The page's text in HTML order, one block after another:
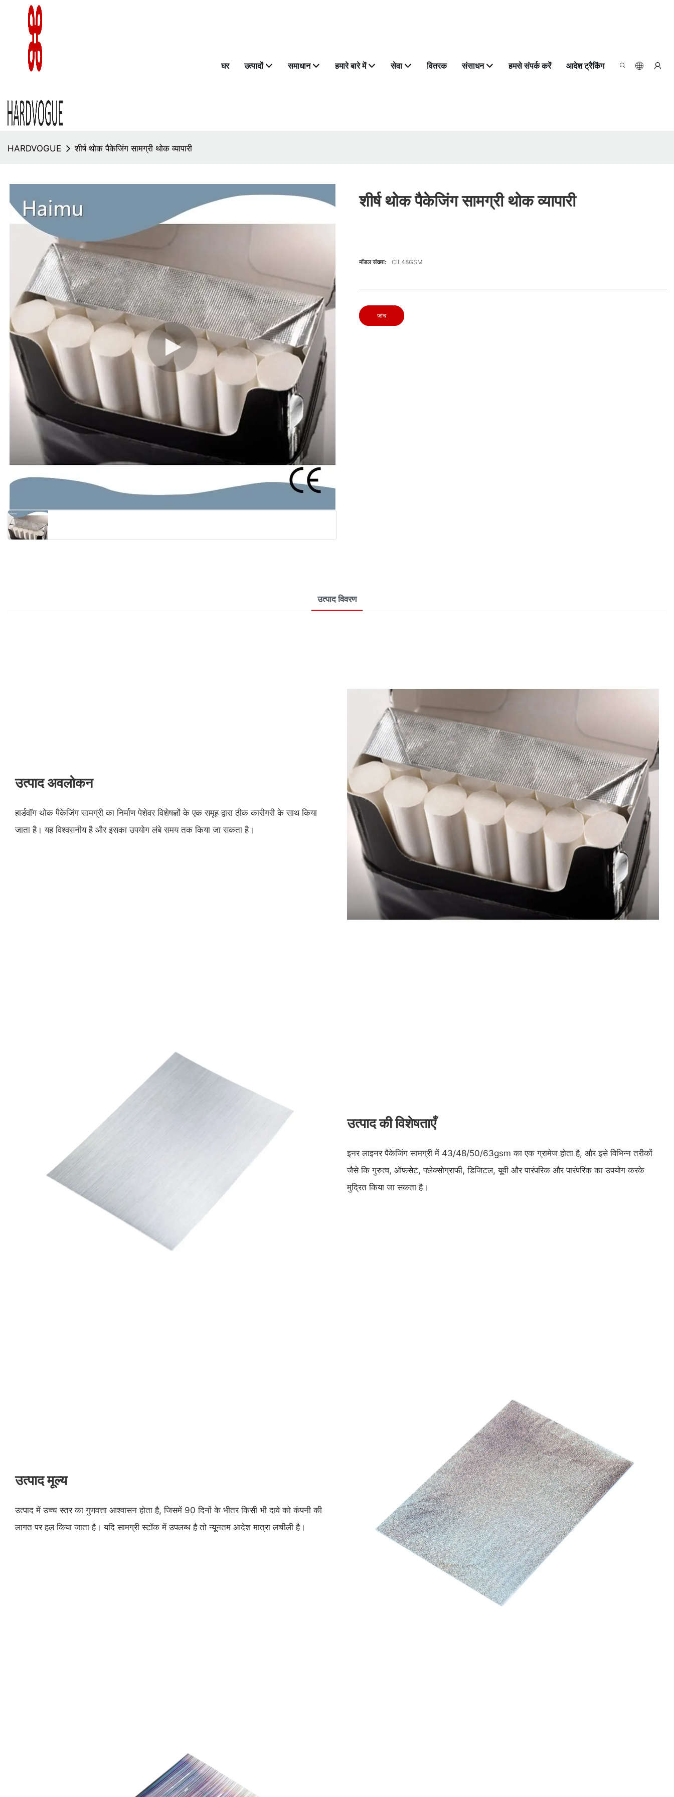
घर उत्पादों समाधान हमारे बारे में सेवा वितरक संसाधन हमसे संपर्क करें आदेश ट्रैकिंग
HARDVOGUE शीर्ष थोक पैकेजिंग सामग्री थोक व्यापारी
शीर्ष थोक पैकेजिंग सामग्री थोक व्यापारी
मॉडल संख्या: CIL48GSM
जांच
उत्पाद विवरण
उत्पाद अवलोकन
हार्डवॉग थोक पैकेजिंग सामग्री का निर्माण पेशेवर विशेषज्ञों के एक समूह द्वारा ठीक कारीगरी के साथ किया
जाता है। यह विश्वसनीय है और इसका उपयोग लंबे समय तक किया जा सकता है।
उत्पाद की विशेषताएँ
इनर लाइनर पैकेजिंग सामग्री में 43/48/50/63gsm का एक ग्रामेज होता है, और इसे विभिन्न तरीकों
जैसे कि गुरुत्व, ऑफसेट, फ्लेक्सोग्राफी, डिजिटल, यूवी और पारंपरिक और पारंपरिक का उपयोग करके
मुद्रित किया जा सकता है।
उत्पाद मूल्य
उत्पाद में उच्च स्तर का गुणवत्ता आश्वासन होता है, जिसमें 90 दिनों के भीतर किसी भी दावे को कंपनी की
लागत पर हल किया जाता है। यदि सामग्री स्टॉक में उपलब्ध है तो न्यूनतम आदेश मात्रा लचीली है।